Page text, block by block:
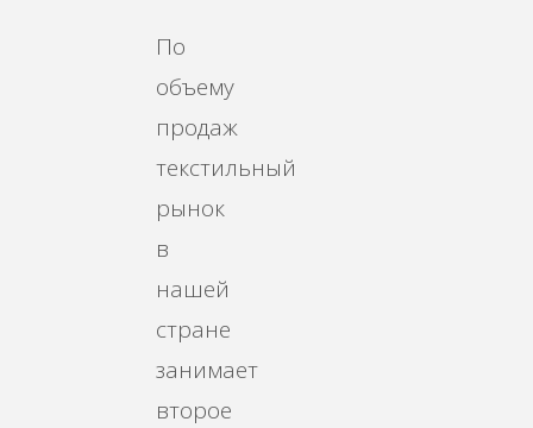
По
объему
продаж
текстильный
рынок
в
нашей
стране
занимает
второе